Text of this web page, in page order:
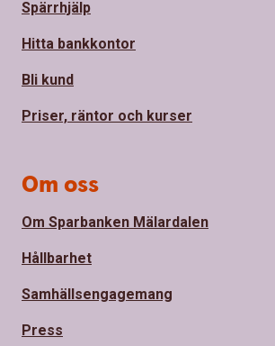
Spärrhjälp
Hitta bankkontor
Bli kund
Priser, räntor och kurser
Om oss
Om Sparbanken Mälardalen
Hållbarhet
Samhällsengagemang
Press